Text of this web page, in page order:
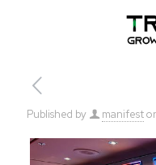
Published by manifest